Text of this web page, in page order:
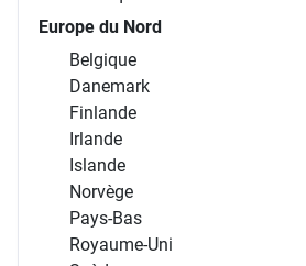
Europe du Nord
Belgique
Danemark
Finlande
Irlande
Islande
Norvège
Pays-Bas
Royaume-Uni